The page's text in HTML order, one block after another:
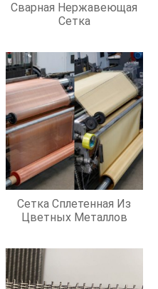
Сварная Нержавеющая
Сетка
Сетка Сплетенная Из
Цветных Металлов